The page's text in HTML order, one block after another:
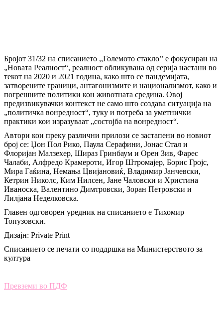
Бројот 31/32 на списанието ,,Големото стакло’’ е фокусиран на
„Новата Реалност“, реалност обликувана од серија настани во
текот на 2020 и 2021 година, како што се пандемијата,
затворените граници, антагонизмите и национализмот, како и
погрешните политики кон животната средина. Овој
предизвикувачки контекст не само што создава ситуација на
„политичка вонредност“, туку и потреба за уметнички
практики кои изразуваат „состојба на вонредност“.
Автори кои преку различни прилози се застапени во новиот
број се: Џон Пол Рико, Паула Серафини, Јонас Стал и
Флоријан Малзехер, Шираз Гринбаум и Орен Зив, Фарес
Чалаби, Алфредо Крамероти, Игор Штромајер, Борис Гројс,
Мира Гаќина, Немања Цвијановиќ, Владимир Јанчевски,
Кетрин Николс, Ким Нилсен, Јане Чаловски и Христина
Иваноска, Валентино Димтровски, Зоран Петровски и
Лилјана Неделковска.
Главен одговорен уредник на списанието е Тихомир
Топузовски.
Дизајн: Private Print
Списанието се печати со поддршка на Министерството за
култура
Превземи во ПДФ